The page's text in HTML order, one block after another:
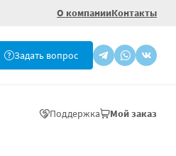
О компанииКонтакты
Задать вопрос
Поддержка Мой заказ